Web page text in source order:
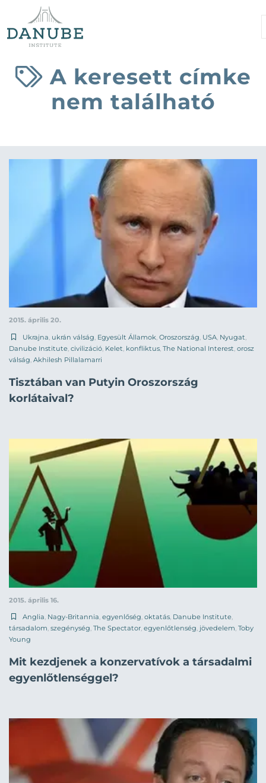
A keresett címke
nem található
2015. április 20.
Ukrajna ukrán válság Egyesült Államok Oroszország USA Nyugat
Danube Institute civilizáció Kelet konfliktus The National Interest orosz
válság Akhilesh Pillalamarri
Tisztában van Putyin Oroszország
korlátaival?
2015. április 16.
Anglia Nagy-Britannia egyenlőség oktatás Danube Institute
társadalom szegénység The Spectator egyenlőtlenség jövedelem Toby
Young
Mit kezdjenek a konzervatívok a társadalmi
egyenlőtlenséggel?